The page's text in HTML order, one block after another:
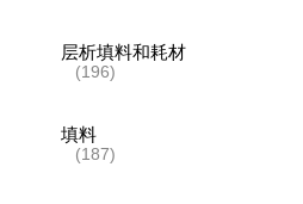
层析填料和耗材
(196)
填料
(187)